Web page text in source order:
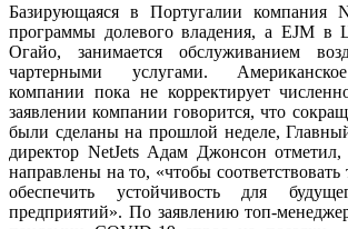
Базирующаяся в Португалии компания
программы долевого владения, а EJM в
Огайо, занимается обслуживанием
чартерными услугами.
компании пока не корректирует
заявлении компании говорится, что
были сделаны на прошлой неделе,
директор NetJets Адам Джонсон
направлены на то, «чтобы
обеспечить устойчивость для
предприятий». По заявлению топ-